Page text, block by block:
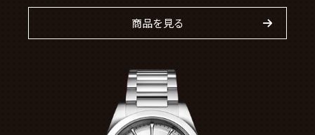
商品を見る